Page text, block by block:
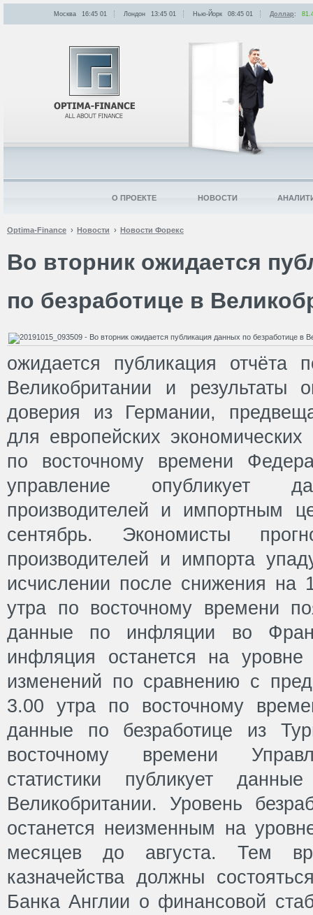
Optima-Finance Новости Новости Форекс
Во вторник ожидается
по безработице в
ожидается публикация
Великобритании и результаты
доверия из Германии,
для европейских
по восточному времени
управление
производителей и импортным
сентябрь. Экономисты
производителей и импорта
исчислении после снижения на
утра по восточному времени
данные по инфляции во
инфляция останется на
изменений по сравнению с
3.00 утра по восточному
данные по безработице из
восточному времени
статистики публикует
Великобритании. Уровень
останется неизменным на
месяцев до августа. Тем
казначейства должны
Банка Англии о финансовой
Москва 16:45 01 Лондон 13:45 01 Нью-Йорк 08:45 01 Доллар:
О ПРОЕКТЕ НОВОСТИ